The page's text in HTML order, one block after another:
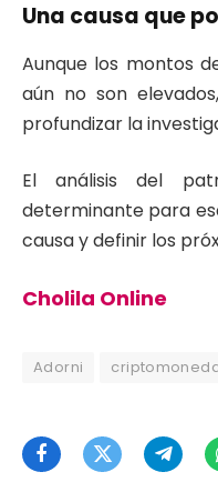
Una causa que
Aunque los montos
aún no son
profundizar la
El análisis del
determinante para
causa y definir los
Cholila Online
Adorni
FacebookTwitter